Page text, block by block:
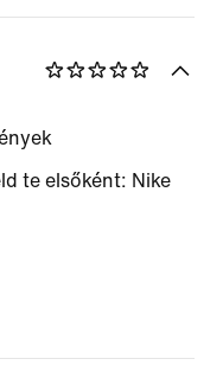
te elsőként: Nike